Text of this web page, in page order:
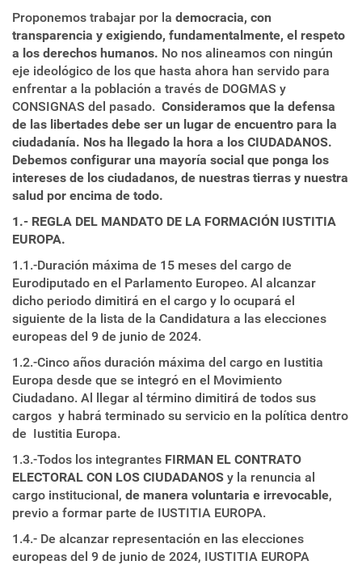
Proponemos trabajar por la democracia, con
transparencia y exigiendo, fundamentalmente, el respeto
a los derechos humanos. No nos alineamos con ningún
eje ideológico de los que hasta ahora han servido para
enfrentar a la población a través de DOGMAS y
CONSIGNAS del pasado. Consideramos que la defensa
de las libertades debe ser un lugar de encuentro para la
ciudadanía. Nos ha llegado la hora a los CIUDADANOS.
Debemos configurar una mayoría social que ponga los
intereses de los ciudadanos, de nuestras tierras y nuestra
salud por encima de todo.
1.- REGLA DEL MANDATO DE LA FORMACIÓN IUSTITIA
EUROPA.
1.1.-Duración máxima de 15 meses del cargo de
Eurodiputado en el Parlamento Europeo. Al alcanzar
dicho periodo dimitirá en el cargo y lo ocupará el
siguiente de la lista de la Candidatura a las elecciones
europeas del 9 de junio de 2024.
1.2.-Cinco años duración máxima del cargo en Iustitia
Europa desde que se integró en el Movimiento
Ciudadano. Al llegar al término dimitirá de todos sus
cargos y habrá terminado su servicio en la política dentro
de Iustitia Europa.
1.3.-Todos los integrantes FIRMAN EL CONTRATO
ELECTORAL CON LOS CIUDADANOS y la renuncia al
cargo institucional, de manera voluntaria e irrevocable,
previo a formar parte de IUSTITIA EUROPA.
1.4.- De alcanzar representación en las elecciones
europeas del 9 de junio de 2024, IUSTITIA EUROPA